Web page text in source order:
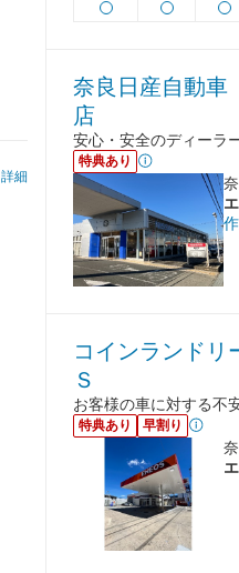
詳細
奈良日産自動
店
安心・安全のディーラ
特典あり
コインランドリ
Ｓ
お客様の車に対する不
特典あり 早割り